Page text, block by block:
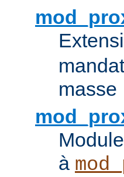
masse
à